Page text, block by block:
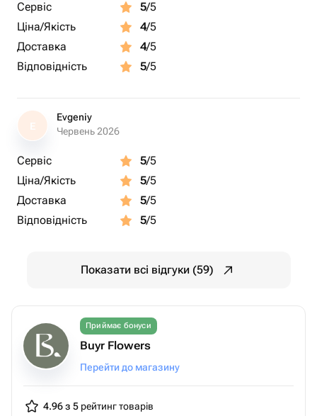
Сервіс 5/5
Ціна/Якість
4/5
Доставка
4/5
Відповідність
5/5
E
Evgeniy
Червень 2026
Сервіс 5/5
Ціна/Якість
5/5
Доставка
5/5
Відповідність
5/5
Показати всі відгуки (59)
Приймає бонуси
Buyr Flowers
Перейти до магазину
4.96 з 5 рейтинг товарів